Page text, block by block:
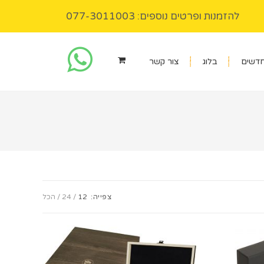
להזמנות ופרטים נוספים: 077-3011003
בלוג צור קשר
צפייה: 12
24 הכל